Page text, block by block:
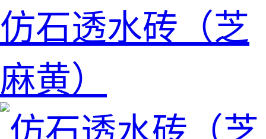
仿石透水砖（芝
麻黄）